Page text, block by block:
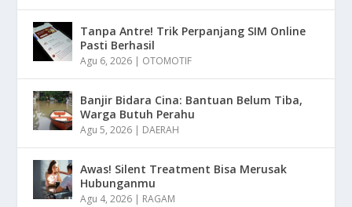
Tanpa Antre! Trik Perpanjang SIM Online
Pasti Berhasil
Agu 6, 2026 | OTOMOTIF
Banjir Bidara Cina: Bantuan Belum Tiba,
Warga Butuh Perahu
Agu 5, 2026 | DAERAH
Awas! Silent Treatment Bisa Merusak
Hubunganmu
Agu 4, 2026 | RAGAM